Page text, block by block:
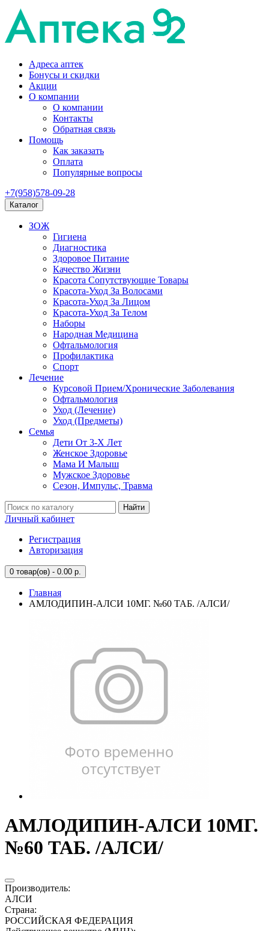
Адреса аптек
Бонусы и скидки
Акции
О компании
О компании
Контакты
Обратная связь
Помощь
Как заказать
Оплата
Популярные вопросы
+7(958)578-09-28
Каталог
ЗОЖ
Гигиена
Диагностика
Здоровое Питание
Качество Жизни
Красота Сопутствующие Товары
Красота-Уход За Волосами
Красота-Уход За Лицом
Красота-Уход За Телом
Наборы
Народная Медицина
Офтальмология
Профилактика
Спорт
Лечение
Курсовой Прием/Хронические Заболевания
Офтальмология
Уход (Лечение)
Уход (Предметы)
Семья
Дети От 3-Х Лет
Женское Здоровье
Мама И Малыш
Мужское Здоровье
Сезон, Импульс, Травма
Найти
Личный кабинет
Регистрация
Авторизация
0 товар(ов) - 0.00 р.
Главная
АМЛОДИПИН-АЛСИ 10МГ. №60 ТАБ. /АЛСИ/
АМЛОДИПИН-АЛСИ 10МГ.
№60 ТАБ. /АЛСИ/
Производитель:
АЛСИ
Страна:
РОССИЙСКАЯ ФЕДЕРАЦИЯ